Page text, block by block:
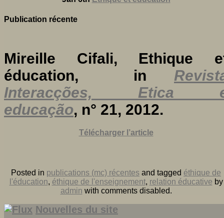
Publication récente
Mireille Cifali, Ethique
éducation, in
Interacções, Etica
educação, n° 21, 2012.
Télécharger l’article
Posted in publications (mc) récentes and tagged éthique de
l'éducation, éthique de l'enseignement, relation éducative by
admin with comments disabled.
Nouvelles du site